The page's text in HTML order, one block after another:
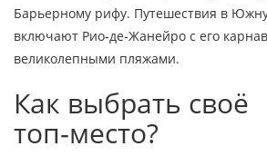
Барьерному рифу. Путешествия в
включают Рио‑де‑Жанейро с его
великолепными пляжами.
Как выбрать своё
топ‑место?